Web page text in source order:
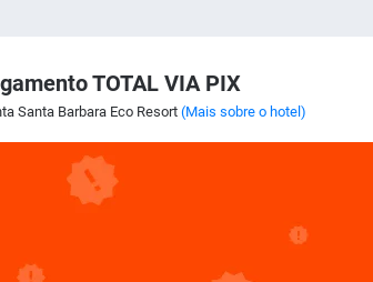
TOTAL VIA PIX
Santa Barbara Eco Resort (Mais sobre o hotel)